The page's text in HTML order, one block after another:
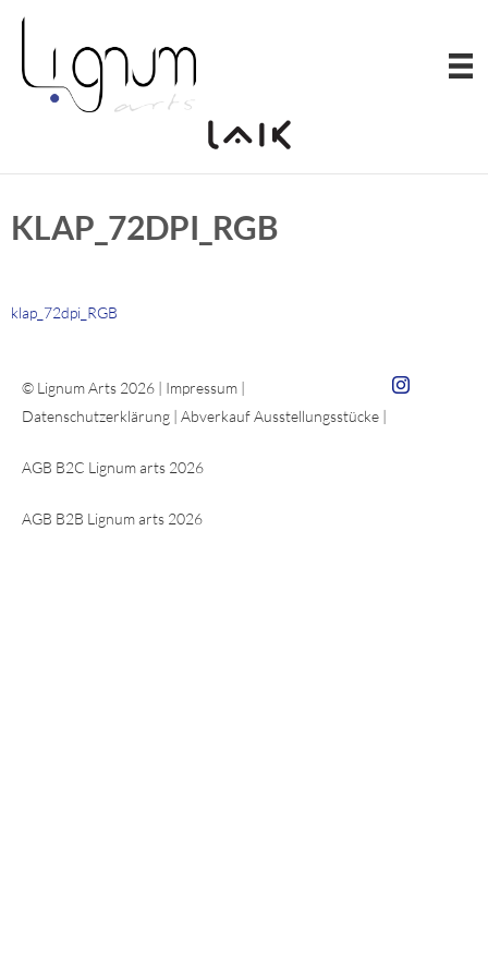
Zum
springen
KLAP_72DPI_RGB
klap_72dpi_RGB
© Lignum Arts 2026 | Impressum |
Datenschutzerklärung | Abverkauf Ausstellungsstücke |
AGB B2C Lignum arts 2026
AGB B2B Lignum arts 2026
Zum Insta